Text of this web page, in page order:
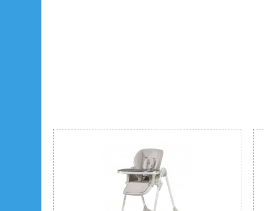
кормления и как стулья для детей постарше.
старшего ребенка!​
Универсальный дизайн подходит для
будет отлично смотреться как на скандинавской
минималистичной гостиной!​
Высокий стул:
ширина (по передним ножкам): 57 см,​